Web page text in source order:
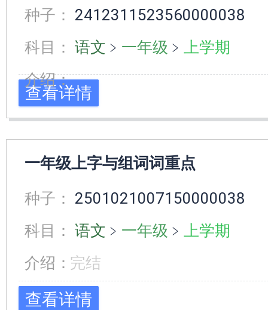
种子： 2412311523560000038
科目： 语文 ﹥ 一年级 ﹥ 上学期
介绍：
查看详情
一年级上字与组词词重点
种子： 2501021007150000038
科目： 语文 ﹥ 一年级 ﹥ 上学期
介绍： 完结
查看详情